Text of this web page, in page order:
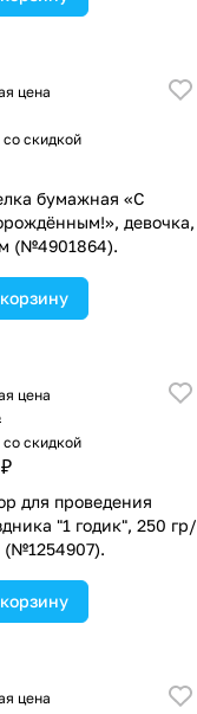
цена
скидкой
бумажная «С
девочка,
(№4901864).
цена
скидкой
для проведения
"1 годик", 250 гр/
(№1254907).
цена